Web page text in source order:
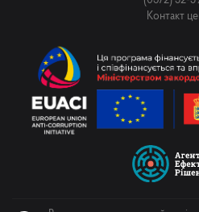
Контакт